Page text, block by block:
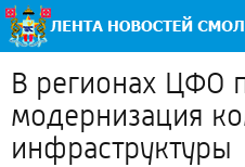
В регионах ЦФО
модернизация
инфраструктуры